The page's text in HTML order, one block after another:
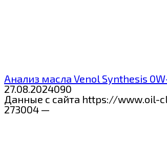
Анализ масла Venol Synthesis
27.08.2024090
Данные с сайта https://www.oil-
273004 —